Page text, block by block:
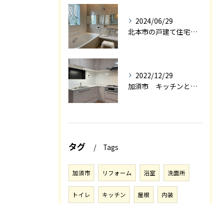
2024/06/29
北本市の戸建て住宅の浴室リフォーム
2022/12/29
加須市 キッチンと和室を一体感の有るＬＤＫにリフォーム エアロック施工
タグ Tags
加須市 リフォーム 浴室 洗面所
トイレ キッチン 屋根 内装